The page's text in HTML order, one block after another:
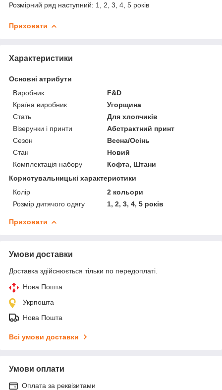
Розмірний ряд наступний: 1, 2, 3, 4, 5 років
Приховати
Характеристики
Основні атрибути
Виробник
F&D
Країна виробник
Угорщина
Стать
Для хлопчиків
Візерунки і принти
Абстрактний принт
Сезон
Весна/Осінь
Стан
Новий
Комплектація набору
Кофта, Штани
Користувальницькі характеристики
Колір
2 кольори
Розмір дитячого одягу
1, 2, 3, 4, 5 років
Приховати
Умови доставки
Доставка здійснюється тільки по передоплаті.
Нова Пошта
Укрпошта
Нова Пошта
Всі умови доставки
Умови оплати
Оплата за реквізитами